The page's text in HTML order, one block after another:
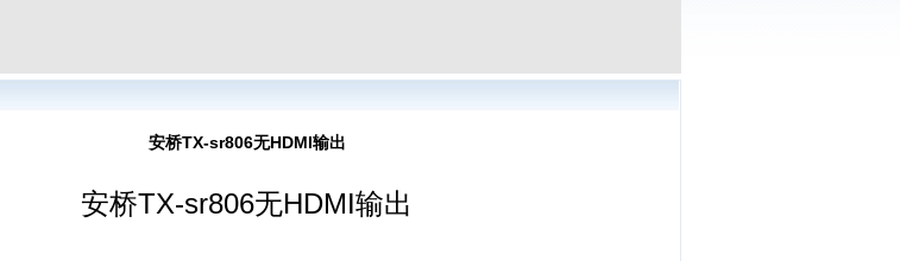
安桥TX-sr806无HDMI输出
安桥TX-sr806无HDMI输出